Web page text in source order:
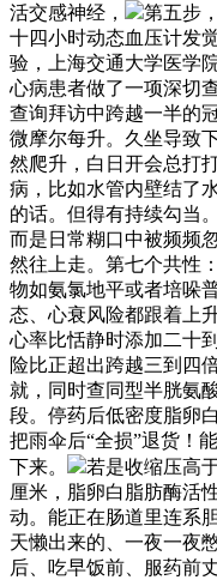
活交感神经，
第五步
十四小时动态血压计发
验，上海交通大学医学
心病患者做了一项深切
查询拜访中跨越一半的
微摩尔每升。久坐导致
然爬升，白日开会总打
病，比如水管内壁结了
的话。但得有持续勾当
而是日常糊口中被频频
然往上走。第七个共性
物如氨氯地平或者培哚
态、心衰风险都跟着上
心率比恬静时添加二十
险比正超出跨越三到四
就，同时查同型半胱氨
段。停药后低密度脂卵
把雨伞后“全损”退货！
下来。
若是收缩压高
厘米，脂卵白脂肪酶活
动。能正在肠道里连系
天懒出来的、一夜一夜
后、吃早饭前、服药前